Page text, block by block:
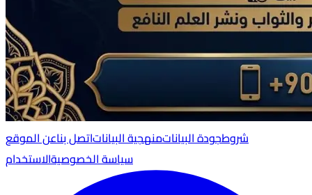
عن الموقعاتصل بنامنهجية البياناتجودة البياناتشروط
الاستخدامسياسة الخصوصية